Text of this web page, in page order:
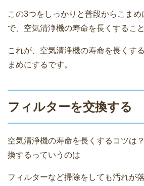
この3つをしっかりと普段からこまめ
で、空気清浄機の寿命を長くするこ
これが、空気清浄機の寿命を長くす
まめにするです。
フィルターを交換する
空気清浄機の寿命を長くするコツは
換するっていうのは
フィルターなど掃除をしても汚れが